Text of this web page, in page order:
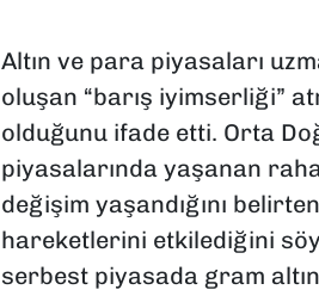
Altın ve para piyasaları
oluşan “barış iyimserliği”
olduğunu ifade etti. Orta
piyasalarında yaşanan
değişim yaşandığını
hareketlerini etkilediğini
serbest piyasada gram